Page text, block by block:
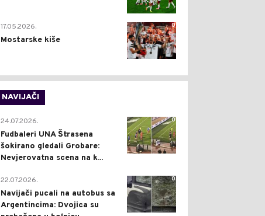
0
17.05.2026.
Mostarske kiše
NAVIJAČI
0
24.07.2026.
Fudbaleri UNA Štrasena
šokirano gledali Grobare:
Nevjerovatna scena na k...
0
22.07.2026.
Navijači pucali na autobus sa
Argentincima: Dvojica su